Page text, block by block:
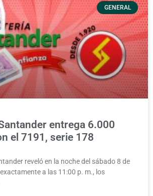
GENERAL
entrega 6.000
el 7191, serie 178
reveló en la noche del sábado 8 de
a las 11:00 p. m., los